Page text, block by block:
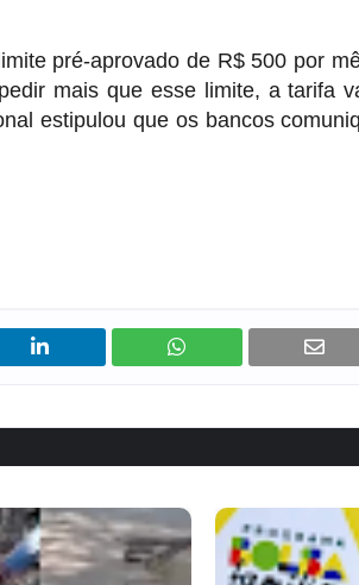
pré-aprovado de R$ 500 por
mais que esse limite, a tarifa
estipulou que os bancos